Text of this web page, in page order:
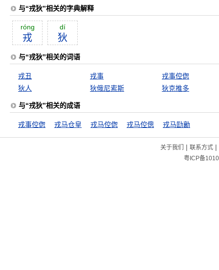
与“戎狄”相关的字典解释
róng
戎
dí
狄
与“戎狄”相关的词语
戎丑 戎事
戎事倥偬
狄人
狄俄尼索斯 狄克推多
与“戎狄”相关的成语
戎事倥偬 戎马仓皇 戎马倥偬 戎马倥傯 戎马劻勷
关于我们 | 联系方式|
粤ICP备